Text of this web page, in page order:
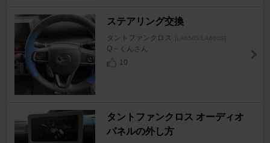
ステアリング交換
タントファンクロス [LA650S/LA660S]
Q－くんさん
10
タントファンクロス オーディオ
パネルの外し方